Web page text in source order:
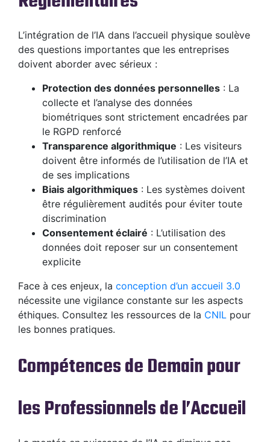
L’intégration de l’IA dans l’accueil physique soulève
des questions importantes que les entreprises
doivent aborder avec sérieux :
Protection des données personnelles : La
collecte et l’analyse des données
biométriques sont strictement encadrées par
le RGPD renforcé
Transparence algorithmique : Les visiteurs
doivent être informés de l’utilisation de l’IA et
de ses implications
Biais algorithmiques : Les systèmes doivent
être régulièrement audités pour éviter toute
discrimination
Consentement éclairé : L’utilisation des
données doit reposer sur un consentement
explicite
Face à ces enjeux, la conception d’un accueil 3.0
nécessite une vigilance constante sur les aspects
éthiques. Consultez les ressources de la CNIL pour
les bonnes pratiques.
Compétences de Demain pour
les Professionnels de l’Accueil